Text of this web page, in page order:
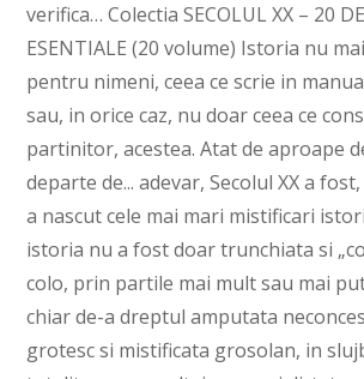
verifica… Colectia SECOLUL XX – 20
ESENTIALE (20 volume) Istoria nu
pentru nimeni, ceea ce scrie in
sau, in orice caz, nu doar ceea ce
partinitor, acestea. Atat de aproape
departe de... adevar, Secolul XX a
a nascut cele mai mari mistificari
istoria nu a fost doar trunchiata si
colo, prin partile mai mult sau mai
chiar de-a dreptul amputata
grotesc si mistificata grosolan, in